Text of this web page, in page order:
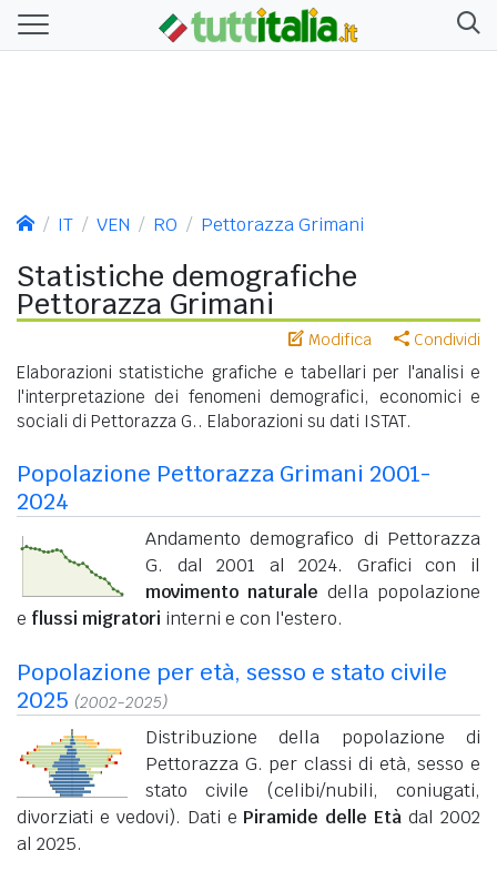
IT VEN RO Pettorazza Grimani
Statistiche demografiche
Pettorazza Grimani
Modifica Condividi
Elaborazioni statistiche grafiche e tabellari per l'analisi e
l'interpretazione dei fenomeni demografici, economici e
sociali di Pettorazza G.. Elaborazioni su dati ISTAT.
Popolazione Pettorazza Grimani 2001-
2024
Andamento demografico di Pettorazza
G. dal 2001 al 2024. Grafici con il
movimento naturale della popolazione
e flussi migratori interni e con l'estero.
Popolazione per età, sesso e stato civile
2025 (2002-2025)
Distribuzione della popolazione di
Pettorazza G. per classi di età, sesso e
stato civile (celibi/nubili, coniugati,
divorziati e vedovi). Dati e Piramide delle Età dal 2002
al 2025.